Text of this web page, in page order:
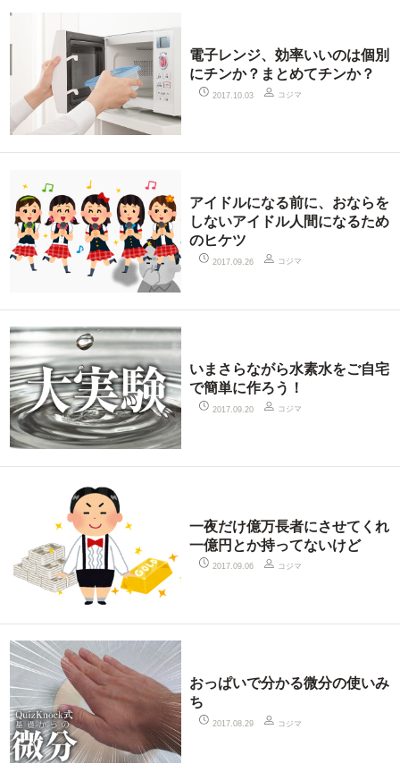
電子レンジ、効率いいのは個別
にチンか？まとめてチンか？
2017.10.03 コジマ
アイドルになる前に、おならを
しないアイドル人間になるため
のヒケツ
2017.09.26 コジマ
いまさらながら水素水をご自宅
で簡単に作ろう！
2017.09.20 コジマ
一夜だけ億万長者にさせてくれ
一億円とか持ってないけど
2017.09.06 コジマ
おっぱいで分かる微分の使いみ
ち
2017.08.29 コジマ